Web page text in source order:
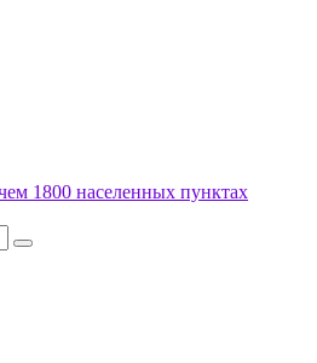
1800 населенных пунктах